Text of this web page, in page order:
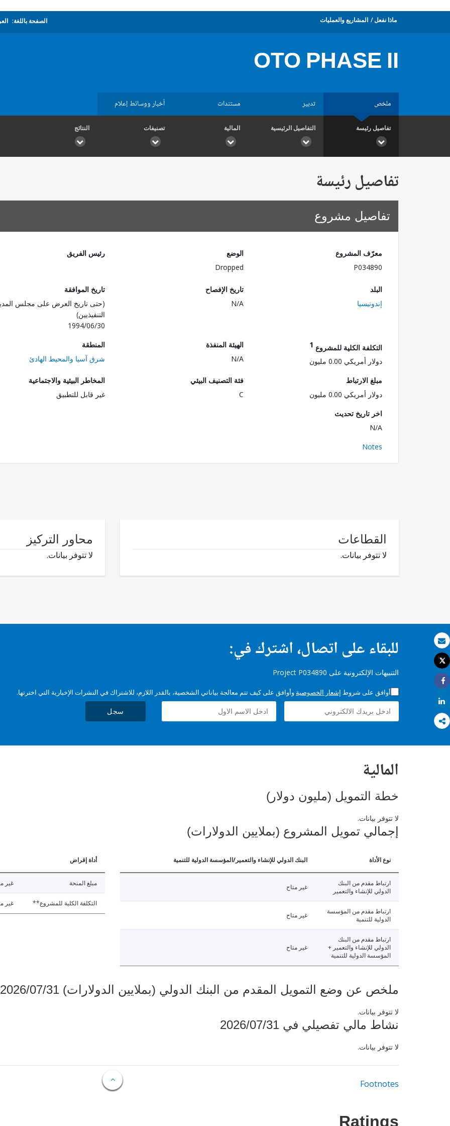
بريد الكتروني
طباعة
Tweet
Share
Share
ماذا نفعل المشاريع والعمليات الصفحة باللغة:
OTO PHASE II
ملخص تدبير مستندات أخبار ووسائط إعلام
تفاصيل رئيسة التفاصيل الرئيسية المالية تصنيفات النتائج
تفاصيل رئيسة
تفاصيل مشروع
معرّف المشروع
P034890
الوضع
Dropped
رئيس الفريق
البلد
إندونيسيا
تاريخ الإفصاح
N/A
تاريخ الموافقة
(حتى تاريخ العرض على مجلس
التنفيذيين)
1994/06/30
التكلفة الكلية للمشروع 1
دولار أمريكي 0.00 مليون
الهيئة المنفذة
N/A
المنطقة
شرق آسيا والمحيط الهادئ
مبلغ الارتباط
دولار أمريكي 0.00 مليون
فئة التصنيف البيئي
C
المخاطر البيئية والاجتماعية
غير قابل للتطبيق
اخر تاريخ تحديث
N/A
Notes
القطاعات
لا تتوفر بيانات.
محاور التركيز
لا تتوفر بيانات.
للبقاء على اتصال، اشترك في:
التنبيهات الإلكترونية على Project P034890
أوافق على شروط إشعار الخصوصية وأوافق على كيف تتم معالجة بياناتي الشخصية، بالقدر اللازم، للاشتراك في النشرات الإخبارية التي اخترتها.
سجل
المالية
خطة التمويل (مليون دولار)
لا تتوفر بيانات.
إجمالي تمويل المشروع (بملايين الدولارات)
نوع الأداة البنك الدولي للإنشاء والتعمير/المؤسسة الدولية للتنمية
ارتباط مقدم من البنك
الدولي للإنشاء والتعمير
غير متاح
ارتباط مقدم من المؤسسة
الدولية للتنمية
غير متاح
ارتباط مقدم من البنك
الدولي للإنشاء والتعمير +
المؤسسة الدولية للتنمية
غير متاح
أداة إقراض
مبلغ المنحة غير
التكلفة الكلية للمشروع** غير
ملخص عن وضع التمويل المقدم من البنك الدولي (بملايين الدولارات) 2026/07/31
لا تتوفر بيانات.
نشاط مالي تفصيلي في 2026/07/31
لا تتوفر بيانات.
Footnotes